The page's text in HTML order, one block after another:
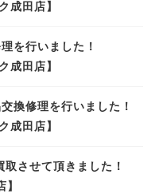
成田店】
を行いました！
成田店】
換修理を行いました！
成田店】
させて頂きました！